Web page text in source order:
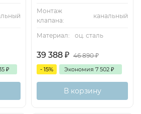
управления длясистем
потока
Серии TXдля
₽
Монтаж
клапана:
канальный
Материал: оц. сталь
39 388 ₽ 46 890₽
- 15% Экономия 7 502 ₽
В корзину